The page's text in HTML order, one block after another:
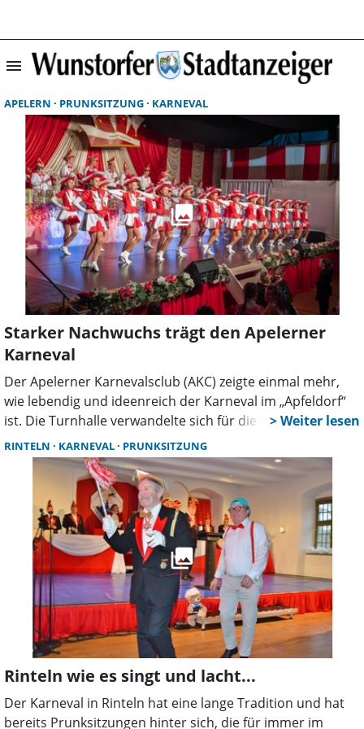
menu
APELERN PRUNKSITZUNG KARNEVAL
Starker Nachwuchs trägt den Apelerner
Karneval
Der Apelerner Karnevalsclub (AKC) zeigte einmal mehr,
wie lebendig und ideenreich der Karneval im „Apfeldorf“
ist. Die Turnhalle verwandelte sich für die Prunksitzungen
auch in diesem Jahr wieder in eine bunte Bühne voller
Eindrücke, Humor und mitreißender Musik und auch an
Tischen mangelte es nicht mehr, dank ausreichend vieler
Spenden zu denen bei Session Auftakt im November
aufgerufen wurde.
RINTELN KARNEVAL PRUNKSITZUNG
Rinteln wie es singt und lacht...
Der Karneval in Rinteln hat eine lange Tradition und hat
bereits Prunksitzungen hinter sich, die für immer im